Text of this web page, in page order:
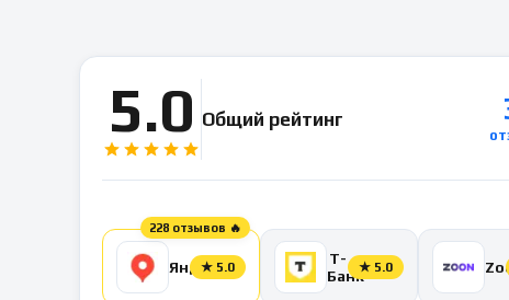
5.0 Общий рейтинг
228 отзывов 🔥
Яндекс
★ 5.0
Т-
Банк★ 5.0